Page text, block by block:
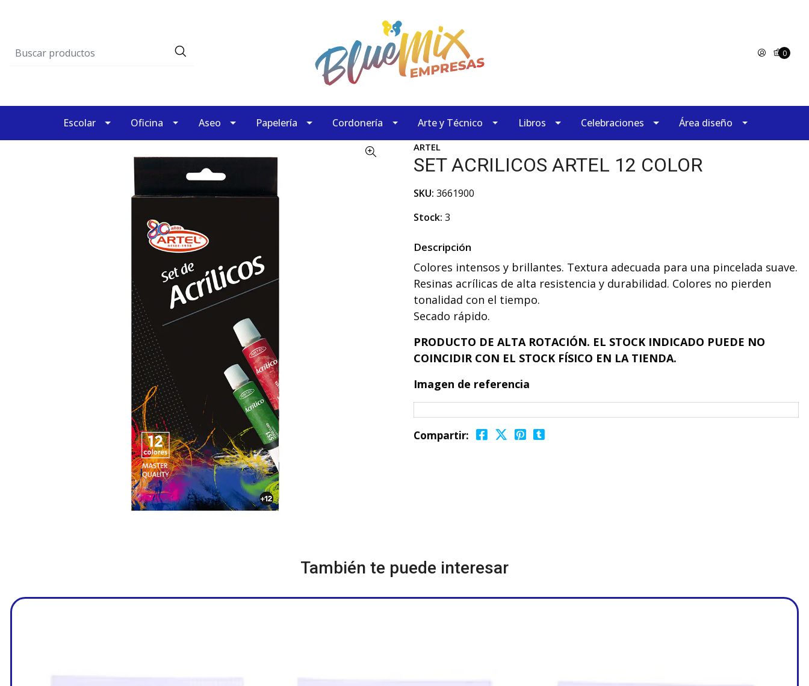
0
Escolar Oficina Aseo Papelería Cordonería Arte y Técnico Libros Celebraciones Área diseño
ARTEL
SET ACRILICOS ARTEL 12 COLOR
SKU: 3661900
Stock: 3
Descripción
Colores intensos y brillantes. Textura adecuada para una pincelada suave.
Resinas acrílicas de alta resistencia y durabilidad. Colores no pierden
tonalidad con el tiempo.
Secado rápido.
PRODUCTO DE ALTA ROTACIÓN. EL STOCK INDICADO PUEDE NO
COINCIDIR CON EL STOCK FÍSICO EN LA TIENDA.
Imagen de referencia
Compartir:
También te puede interesar